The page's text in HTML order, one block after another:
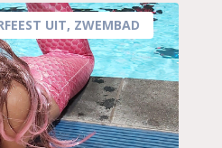
UIT, ZWEMBAD